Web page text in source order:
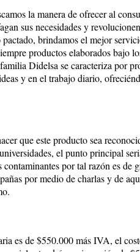
la manera de ofrecer al
sus necesidades y
brindamos el mejor
productos elaborados bajo
Didelsa se caracteriza por
y en el trabajo diario,
que este producto sea
el punto principal
por tal razón es de
por medio de charlas y de
es de $550.000 más IVA, el